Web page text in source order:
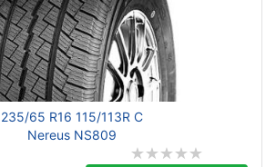
235/65 R16 115/113R C
Nereus NS809